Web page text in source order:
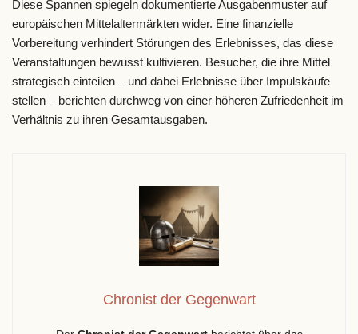
Diese Spannen spiegeln dokumentierte Ausgabenmuster auf
europäischen Mittelaltermärkten wider. Eine finanzielle
Vorbereitung verhindert Störungen des Erlebnisses, das diese
Veranstaltungen bewusst kultivieren. Besucher, die ihre Mittel
strategisch einteilen – und dabei Erlebnisse über Impulskäufe
stellen – berichten durchweg von einer höheren Zufriedenheit im
Verhältnis zu ihren Gesamtausgaben.
Chronist der Gegenwart